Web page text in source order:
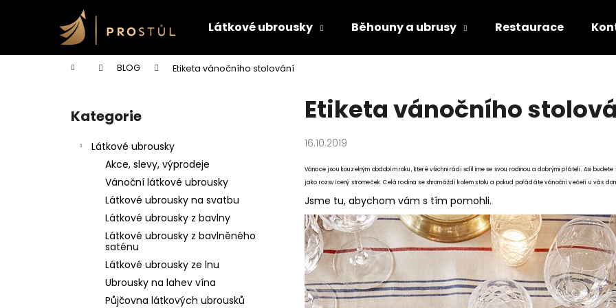
Látkové ubrousky Běhouny a ubrusy Restaurace
Domů BLOG Etiketa vánočního stolování
Přeskočit
kategorie
Kategorie
Látkové ubrousky
Akce, slevy, výprodeje
Vánoční látkové ubrousky
Látkové ubrousky na svatbu
Látkové ubrousky z bavlny
Látkové ubrousky z bavlněného
saténu
Látkové ubrousky ze lnu
Ubrousky na lahev vína
Půjčovna látkových ubrousků
Etiketa vánočního
16.10.2019
Vánoce jsou kouzelným obdobím roku, které všichni rádi sdílíme se svou rodinou a dobrými přáteli. Asi
jako rozsvícený stromeček. Celá rodina se shromáždí kolem stolu a pokud pořádáte vánoční večeři u vás
Jsme tu, abychom vám s tím pomohli.
í
Zpět
do
Zpět
do
Doporučujeme